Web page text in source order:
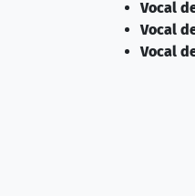
Vocal
Vocal
Vocal